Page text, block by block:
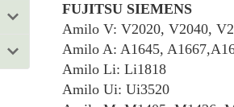
FUJITSU SIEMENS
Amilo V: V2020, V2040,
Amilo A: A1645,
Amilo Li: Li1818
Amilo Ui: Ui3520